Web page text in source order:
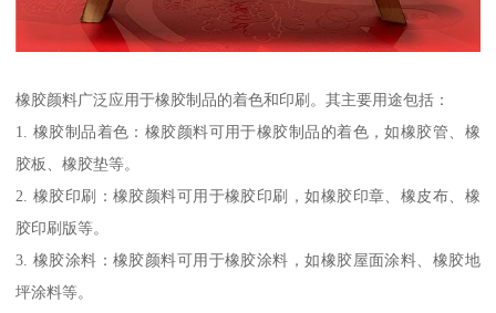
橡胶颜料广泛应用于橡胶制品的着色和印刷。其主要用途包括：
1. 橡胶制品着色：橡胶颜料可用于橡胶制品的着色，如橡胶管、橡
胶板、橡胶垫等。
2. 橡胶印刷：橡胶颜料可用于橡胶印刷，如橡胶印章、橡皮布、橡
胶印刷版等。
3. 橡胶涂料：橡胶颜料可用于橡胶涂料，如橡胶屋面涂料、橡胶地
坪涂料等。